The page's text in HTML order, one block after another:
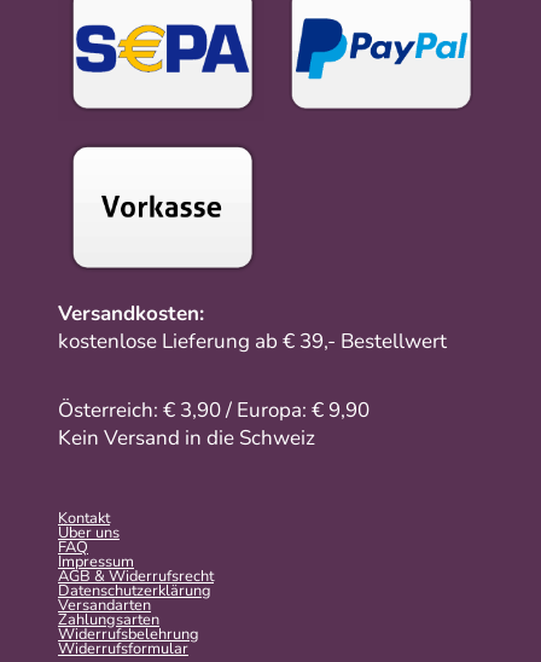
Versandkosten:
kostenlose Lieferung ab € 39,- Bestellwert
Österreich: € 3,90 / Europa: € 9,90
Kein Versand in die Schweiz
Kontakt
Über uns
FAQ
Impressum
AGB & Widerrufsrecht
Datenschutzerklärung
Versandarten
Zahlungsarten
Widerrufsbelehrung
Widerrufs­formular